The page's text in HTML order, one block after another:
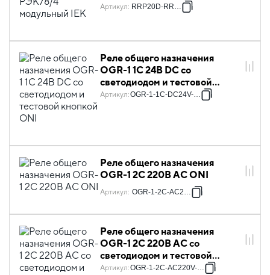
Артикул: RRP20D-RRM-4
Реле общего назначения
OGR-1 1C 24В DC со
светодиодом и тестовой
кнопкой ONI
Артикул:OGR-1-1C-DC24V-L-B
Реле общего назначения
OGR-1 2C 220В AC ONI
Артикул: OGR-1-2C-AC220V
Реле общего назначения
OGR-1 2C 220В AC со
светодиодом и тестовой
кнопкой ONI
Артикул:OGR-1-2C-AC220V-L-B